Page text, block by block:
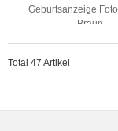
Geburtsanzeige
Braun
Total 47 Artikel